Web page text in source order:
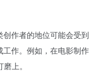
作者的地位可能会受到
作。例如，在电影制作
上。